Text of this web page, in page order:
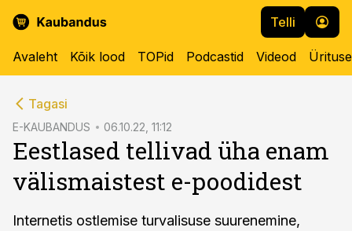
Telli
Avaleht Kõik lood TOPid Podcastid Videod
Tagasi
E-KAUBANDUS 06.10.22, 11:12
Eestlased tellivad üha enam
välismaistest e-poodidest
Internetis ostlemise turvalisuse suurenemine,